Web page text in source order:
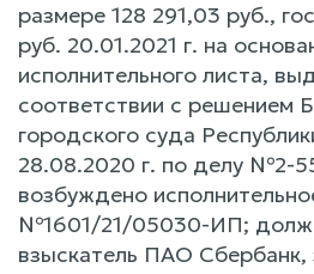
размере 128 291,03 руб.,
руб. 20.01.2021 г. на
исполнительного листа,
соответствии c решением
городского суда
28.08.2020 г. по делу №2-
возбуждено
№1601/21/05030-ИП;
взыскатель ПАО Сбербанк,